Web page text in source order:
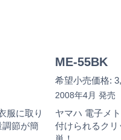
服に取り
節が簡
ME-55BK
希望小売価格:
2008年4月 発売
ヤマハ 電子メ
付けられるク